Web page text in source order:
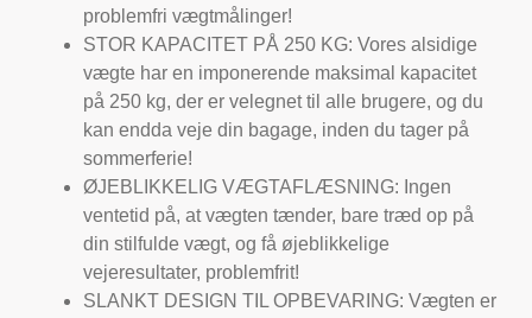
problemfri vægtmålinger!
STOR KAPACITET PÅ 250 KG: Vores alsidige
vægte har en imponerende maksimal kapacitet
på 250 kg, der er velegnet til alle brugere, og du
kan endda veje din bagage, inden du tager på
sommerferie!
ØJEBLIKKELIG VÆGTAFLÆSNING: Ingen
ventetid på, at vægten tænder, bare træd op på
din stilfulde vægt, og få øjeblikkelige
vejeresultater, problemfrit!
SLANKT DESIGN TIL OPBEVARING: Vægten er